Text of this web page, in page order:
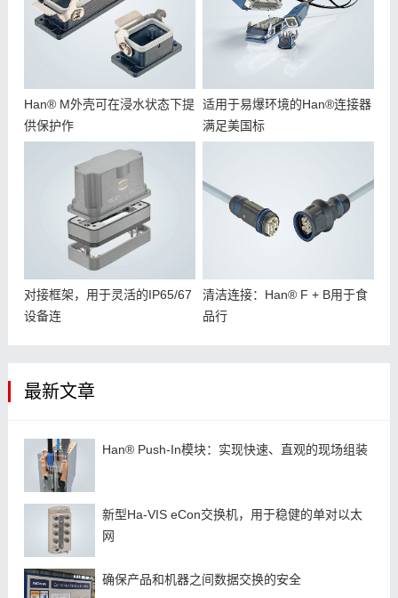
Han® M外壳可在浸水状态下提
供保护作
适用于易爆环境的Han®连接器
满足美国标
对接框架，用于灵活的IP65/67
设备连
清洁连接：Han® F + B用于食
品行
最新文章
Han® Push-In模块：实现快速、直观的现场组装
新型Ha-VIS eCon交换机，用于稳健的单对以太
网
确保产品和机器之间数据交换的安全